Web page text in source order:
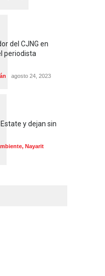
del CJNG en
periodista
agosto 24, 2023
y dejan sin
, Nayarit